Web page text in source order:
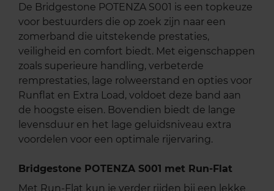
De Bridgestone POTENZA S001 is een topkeuze
voor bestuurders die op zoek zijn naar een
zomerband die uitstekende prestaties,
veiligheid en comfort biedt. Met eigenschappen
zoals superieure handling, verbeterde
remprestaties, lage rolweerstand en opties voor
Runflat en Extra Load, voldoet deze band aan
de hoogste eisen. Bovendien biedt de lange
levensduur en het lage geluidsniveau extra
voordelen voor een optimale rijervaring.
Bridgestone POTENZA S001 met Run-Flat
Met Run-Flat kun je verder rijden bij een lekke